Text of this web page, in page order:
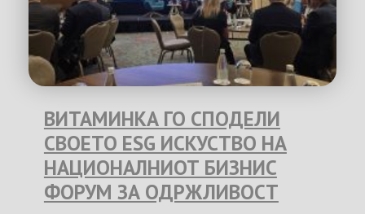
ВИТАМИНКА ГО СПОДЕЛИ
СВОЕТО ESG ИСКУСТВО НА
НАЦИОНАЛНИОТ БИЗНИС
ФОРУМ ЗА ОДРЖЛИВОСТ